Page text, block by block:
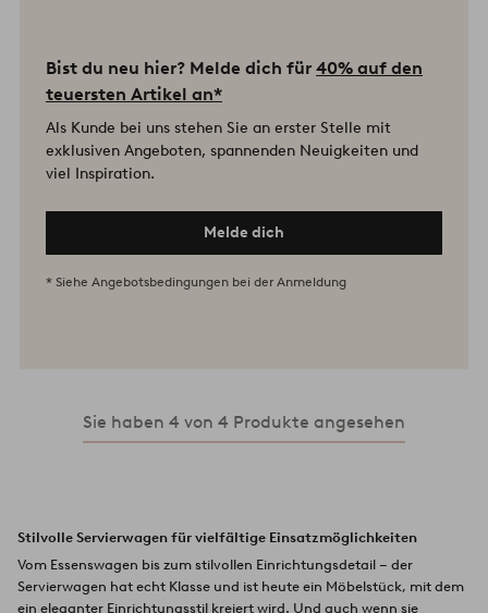
Bist du neu hier? Melde dich für 40% auf den
teuersten Artikel an*
Als Kunde bei uns stehen Sie an erster Stelle mit
exklusiven Angeboten, spannenden Neuigkeiten und
viel Inspiration.
Melde dich
* Siehe Angebotsbedingungen bei der Anmeldung
Sie haben 4 von 4 Produkte angesehen
Stilvolle Servierwagen für vielfältige Einsatzmöglichkeiten
Vom Essenswagen bis zum stilvollen Einrichtungsdetail – der
Servierwagen hat echt Klasse und ist heute ein Möbelstück, mit dem
ein eleganter Einrichtungsstil kreiert wird. Und auch wenn sie